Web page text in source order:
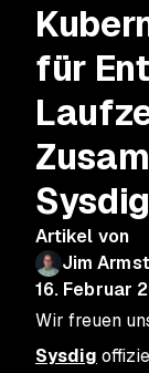
für
Sysdig
Artikel von
Jim
16. Februar
Wir freuen
Sysdig